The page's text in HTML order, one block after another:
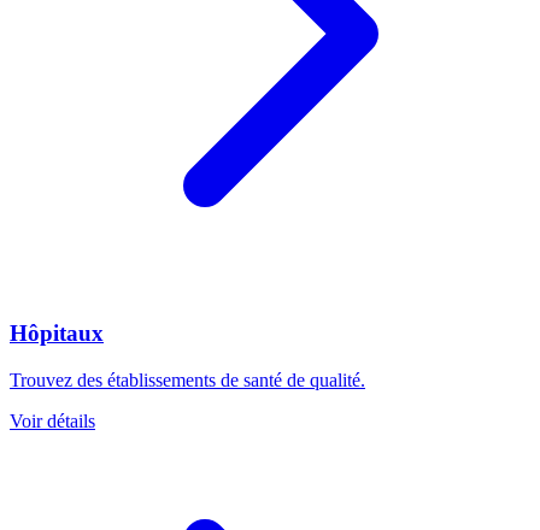
Hôpitaux
Trouvez des établissements de santé de qualité.
Voir détails